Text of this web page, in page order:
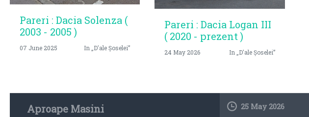
Pareri : Dacia Solenza (
2003 - 2005 )
07 June 2025 In „D'ale Șoselei”
Pareri : Dacia Logan III
( 2020 - prezent )
24 May 2026 In „D'ale Șoselei”
Aproape Masini 25 May 2026